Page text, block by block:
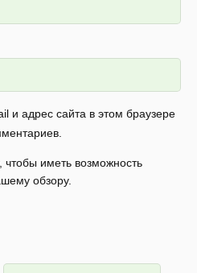
и адрес сайта в этом браузере
иметь возможность
обзору.